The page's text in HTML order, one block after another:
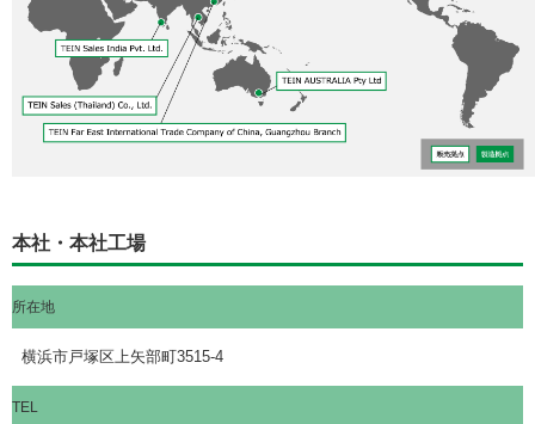
本社・本社工場
所在地
横浜市戸塚区上矢部町3515-4
TEL